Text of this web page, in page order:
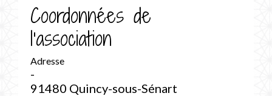
Coordonnées de
l'association
Adresse
-
91480 Quincy-sous-Sénart